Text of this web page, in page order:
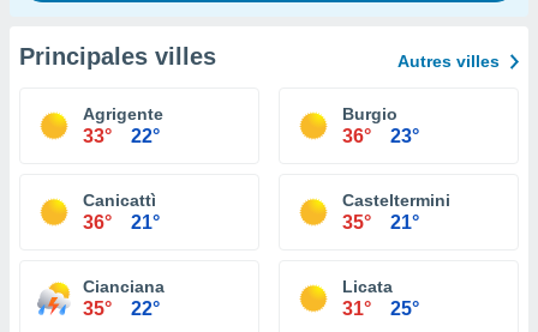
Principales villes Autres villes
Agrigente
33° 22°
Burgio
36° 23°
Canicattì
36° 21°
Casteltermini
35° 21°
Cianciana
35° 22°
Licata
31° 25°